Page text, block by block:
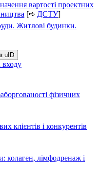
вартості проектних
[➪ ДСТУ]
Житлові будинки.
uID
фізичних
клієнтів і конкурентів
колаген, лімфодренаж і